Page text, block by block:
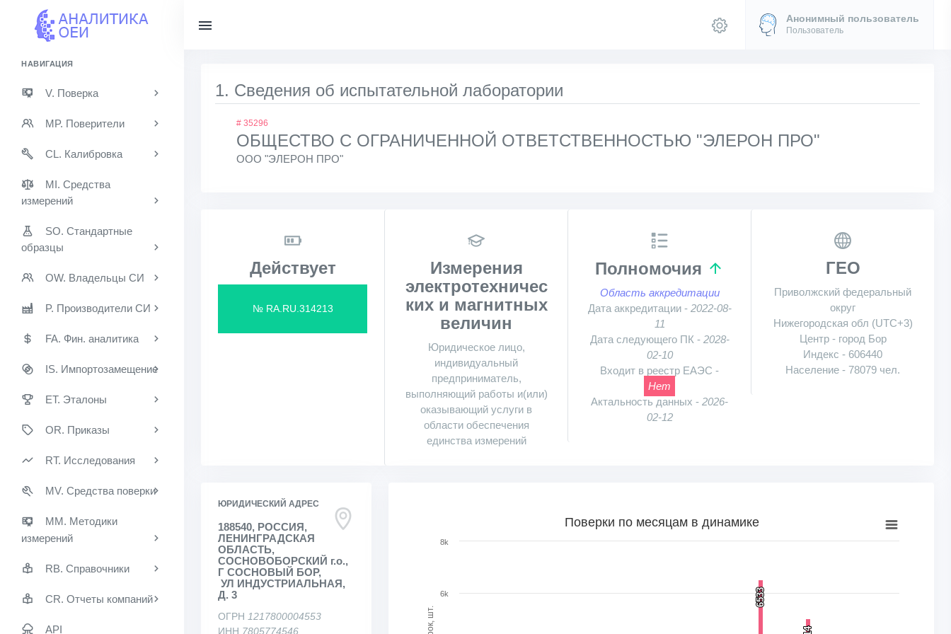
НАВИГАЦИЯ
V. Поверка
MP. Поверители
CL. Калибровка
MI. Средства
измерений
SO. Стандартные
образцы
OW. Владельцы СИ
P. Производители СИ
FA. Фин. аналитика
IS. Импортозамещение
ET. Эталоны
OR. Приказы
RT. Исследования
MV. Средства поверки
MM. Методики
измерений
RB. Справочники
CR. Отчеты компаний
API
Анонимный пользователь
Пользователь
1. Сведения об испытательной лаборатории
# 35296
ОБЩЕСТВО С ОГРАНИЧЕННОЙ ОТВЕТСТВЕННОСТЬЮ "ЭЛЕРОН ПРО"
ООО "ЭЛЕРОН ПРО"
Действует
№ RA.RU.314213
Измерения
электротехничес
ких и магнитных
величин
Юридическое лицо,
индивидуальный
предприниматель,
выполняющий работы и(или)
оказывающий услуги в
области обеспечения
единства измерений
Полномочия
Область аккредитации
Дата аккредитации - 2022-08-
11
Дата следующего ПК - 2028-
02-10
Входит в реестр ЕАЭС -
Нет
Актальность данных - 2026-
02-12
ГЕО
Приволжский федеральный
округ
Нижегородская обл (UTC+3)
Центр - город Бор
Индекс - 606440
Население - 78079 чел.
ЮРИДИЧЕСКИЙ АДРЕС
188540, РОССИЯ,
ЛЕНИНГРАДСКАЯ
ОБЛАСТЬ,
СОСНОВОБОРСКИЙ г.о.,
Г СОСНОВЫЙ БОР,
УЛ ИНДУСТРИАЛЬНАЯ,
Д. 3
ОГРН 1217800004553
ИНН 7805774546
Bar chart with 46 bars.
The chart has 1 Y axis displaying Кол-во поверок, шт.. Range: 0 to 8000.
Поверки по месяцам в динамике
6533
6533
6k
8k